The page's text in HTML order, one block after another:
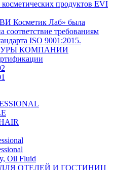
продуктов EVI
Косметик Лаб» была
соответствие требованиям
ISO 9001:2015.
КОМПАНИИ
Oil Fluid
ДЛЯ ОТЕЛЕЙ И ГОСТИНИЦ